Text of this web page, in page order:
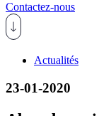
Contactez-nous
Actualités
23-01-2020